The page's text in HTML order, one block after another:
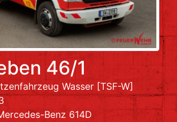
46/1
Wasser [TSF-W]
Benz 614D